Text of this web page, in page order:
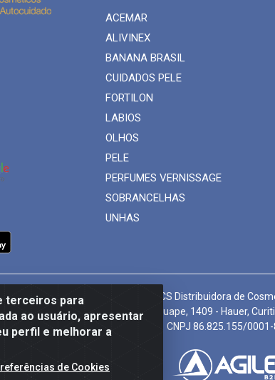
terceiros para
ao usuário, apresentar
perfil e melhorar a
de Cookies
ACEMAR
ALIVINEX
BANANA BRASIL
CUIDADOS PELE
FORTILON
LABIOS
OLHOS
PELE
PERFUMES VERNISSAGE
SOBRANCELHAS
UNHAS
MCS Distribuidora de
Rua Bom Jesus de Iguape, 1409 - Hauer,
CNPJ 86.825.155/